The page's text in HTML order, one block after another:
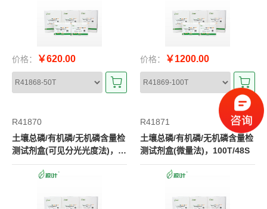
价格： ￥620.00 价格： ￥1200.00
R41870
土壤总磷/有机磷/无机磷含量检
测试剂盒(可见分光光度法)，5
0T/24S
R41871
土壤总磷/有机磷/无机磷含量检
测试剂盒(微量法)，100T/48S